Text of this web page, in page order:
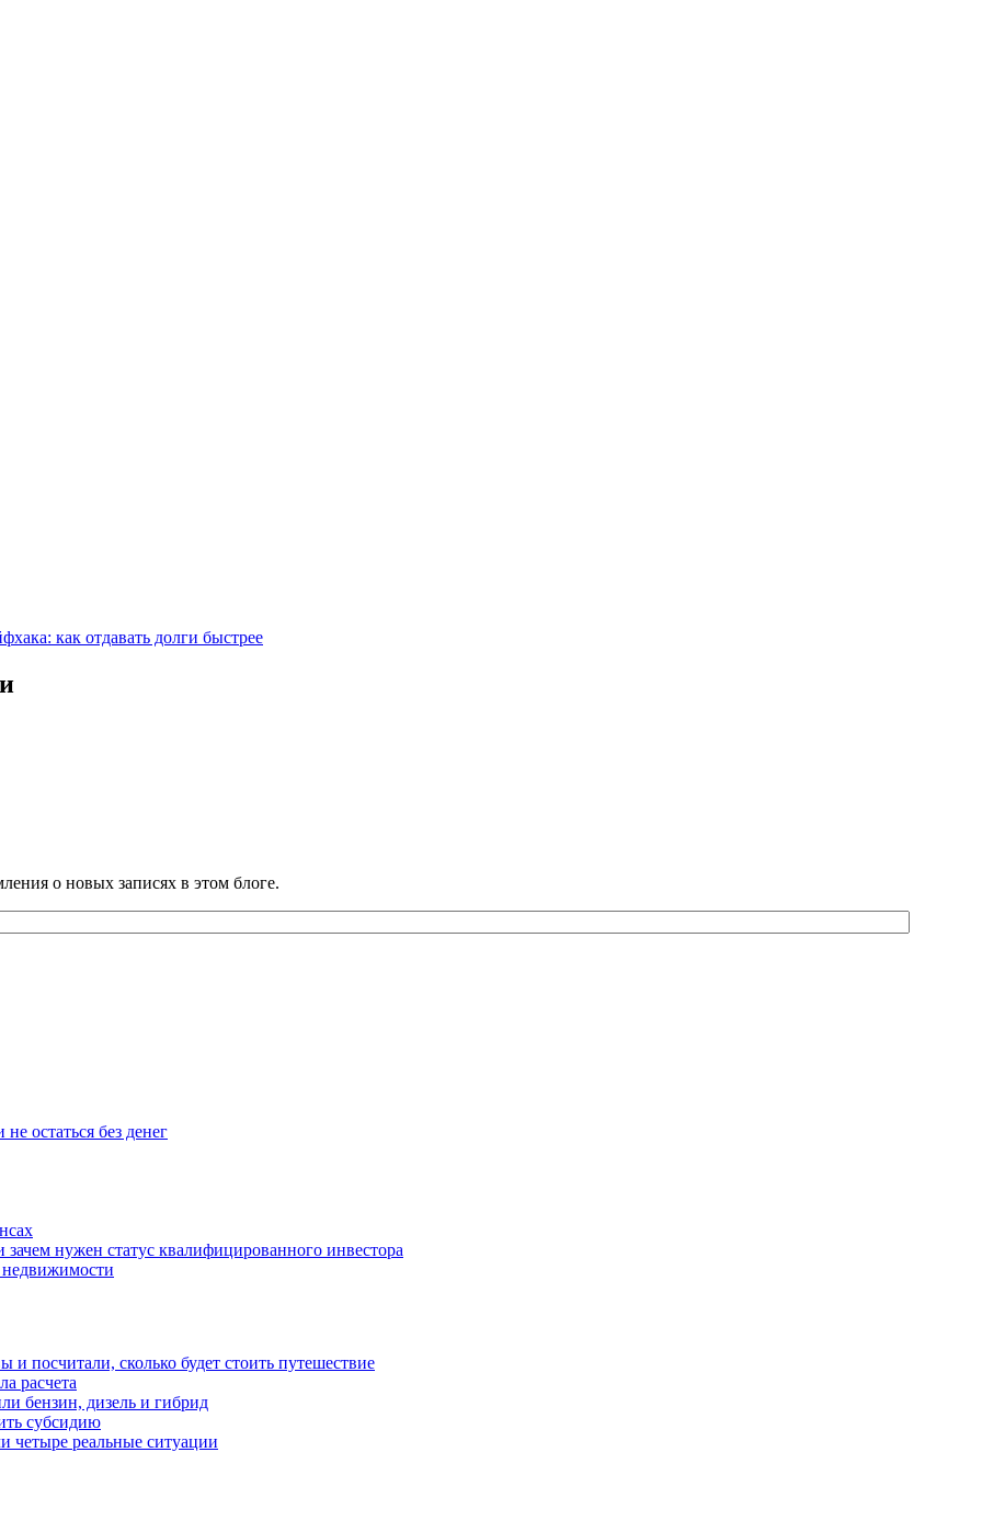
как отдавать долги быстрее
о новых записях в этом блоге.
остаться без денег
нужен статус квалифицированного инвестора
посчитали, сколько будет стоить путешествие
расчета
бензин, дизель и гибрид
субсидию
четыре реальные ситуации